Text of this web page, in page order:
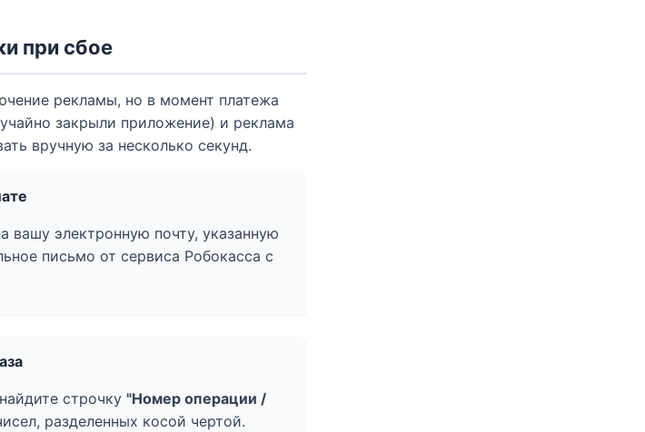
при сбое
рекламы, но в момент платежа
закрыли приложение) и реклама
вручную за несколько секунд.
вашу электронную почту, указанную
письмо от сервиса Робокасса с
строчку "Номер операции /
разделенных косой чертой.